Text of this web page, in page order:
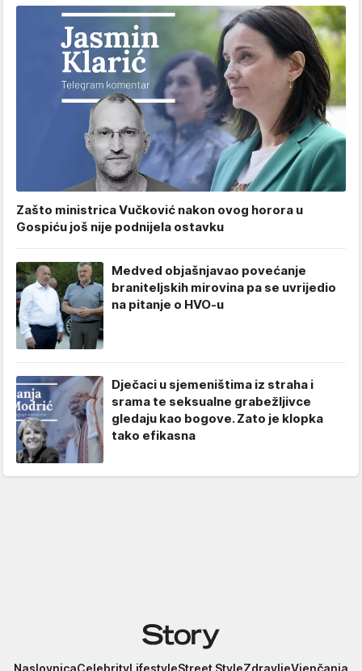
Zašto ministrica Vučković nakon ovog horora u
Gospiću još nije podnijela ostavku
Medved objašnjavao povećanje
braniteljskih mirovina pa se uvrijedio
na pitanje o HVO-u
Dječaci u sjemeništima iz straha i
srama te seksualne grabežljivce
gledaju kao bogove. Zato je klopka
tako efikasna
Story